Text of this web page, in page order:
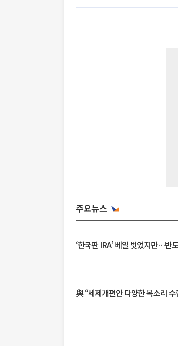
주요뉴스
‘한국판 IRA’ 베일 벗었지만…반
與 “세제개편안 다양한 목소리